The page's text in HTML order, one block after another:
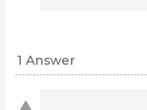
1 Answer